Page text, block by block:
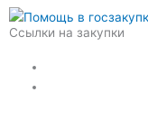
Ссылки на закупки